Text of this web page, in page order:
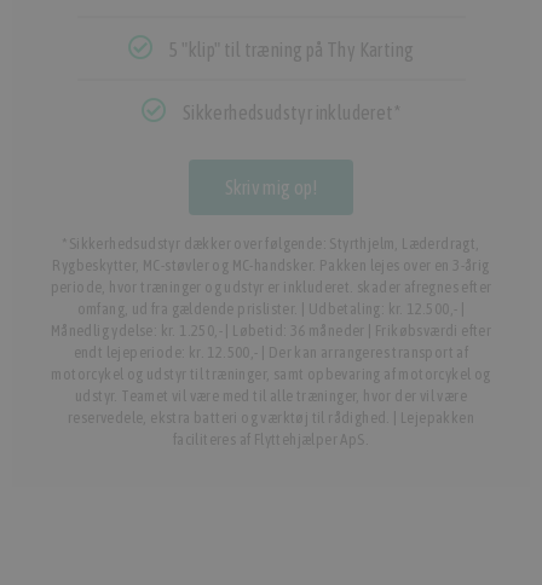
5 "klip" til træning på Thy Karting
Sikkerhedsudstyr inkluderet*
Skriv mig op!
*Sikkerhedsudstyr dækker over følgende: Styrthjelm, Læderdragt,
Rygbeskytter, MC-støvler og MC-handsker. Pakken lejes over en 3-årig
periode, hvor træninger og udstyr er inkluderet. skader afregnes efter
omfang, ud fra gældende prislister. | Udbetaling: kr. 12.500,- |
Månedlig ydelse: kr. 1.250,- | Løbetid: 36 måneder | Frikøbsværdi efter
endt lejeperiode: kr. 12.500,- | Der kan arrangeres transport af
motorcykel og udstyr til træninger, samt opbevaring af motorcykel og
udstyr. Teamet vil være med til alle træninger, hvor der vil være
reservedele, ekstra batteri og værktøj til rådighed. | Lejepakken
faciliteres af Flyttehjælper ApS.